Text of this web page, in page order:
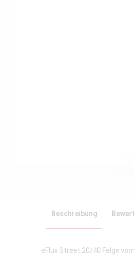
Beschreibung
eFlux Street 20/40 Felge